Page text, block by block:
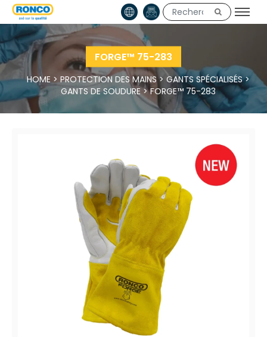
FORGE™ 75-283
HOME > PROTECTION DES MAINS> GANTS SPÉCIALISÉS>
GANTS DE SOUDURE>FORGE™ 75-283